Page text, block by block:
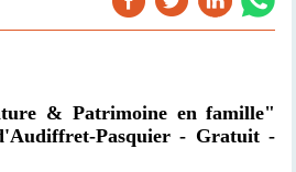
& Patrimoine en famille"
Pasquier - Gratuit -